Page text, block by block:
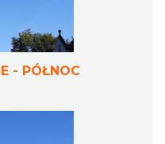
Art Gallery
- PÓŁNOC